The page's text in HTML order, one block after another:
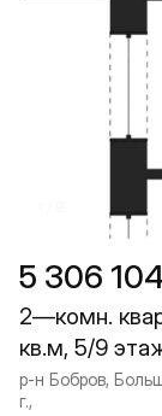
5 306
2—комн.
кв.м, 5/9
р-н Бобров,
г.,